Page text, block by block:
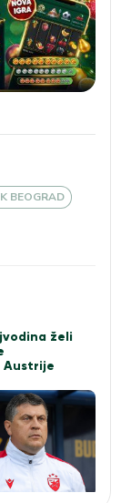
BEOGRAD
želi